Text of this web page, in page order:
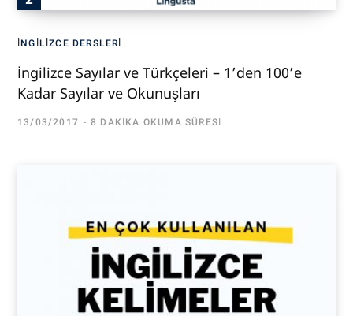
İNGILIZCE DERSLERI
İngilizce Sayılar ve Türkçeleri – 1’den 100’e
Kadar Sayılar ve Okunuşları
13/03/2017 8 DAKIKA OKUMA SÜRESI